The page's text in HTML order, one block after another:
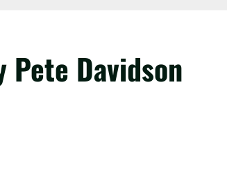
Pete Davidson